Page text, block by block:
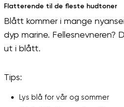
Flatterende tilde fleste hudtoner
Blått kommer i mange
dyp marine. Fellesnevneren?
ut i blått.
Tips:
Lys blå for vår og sommer